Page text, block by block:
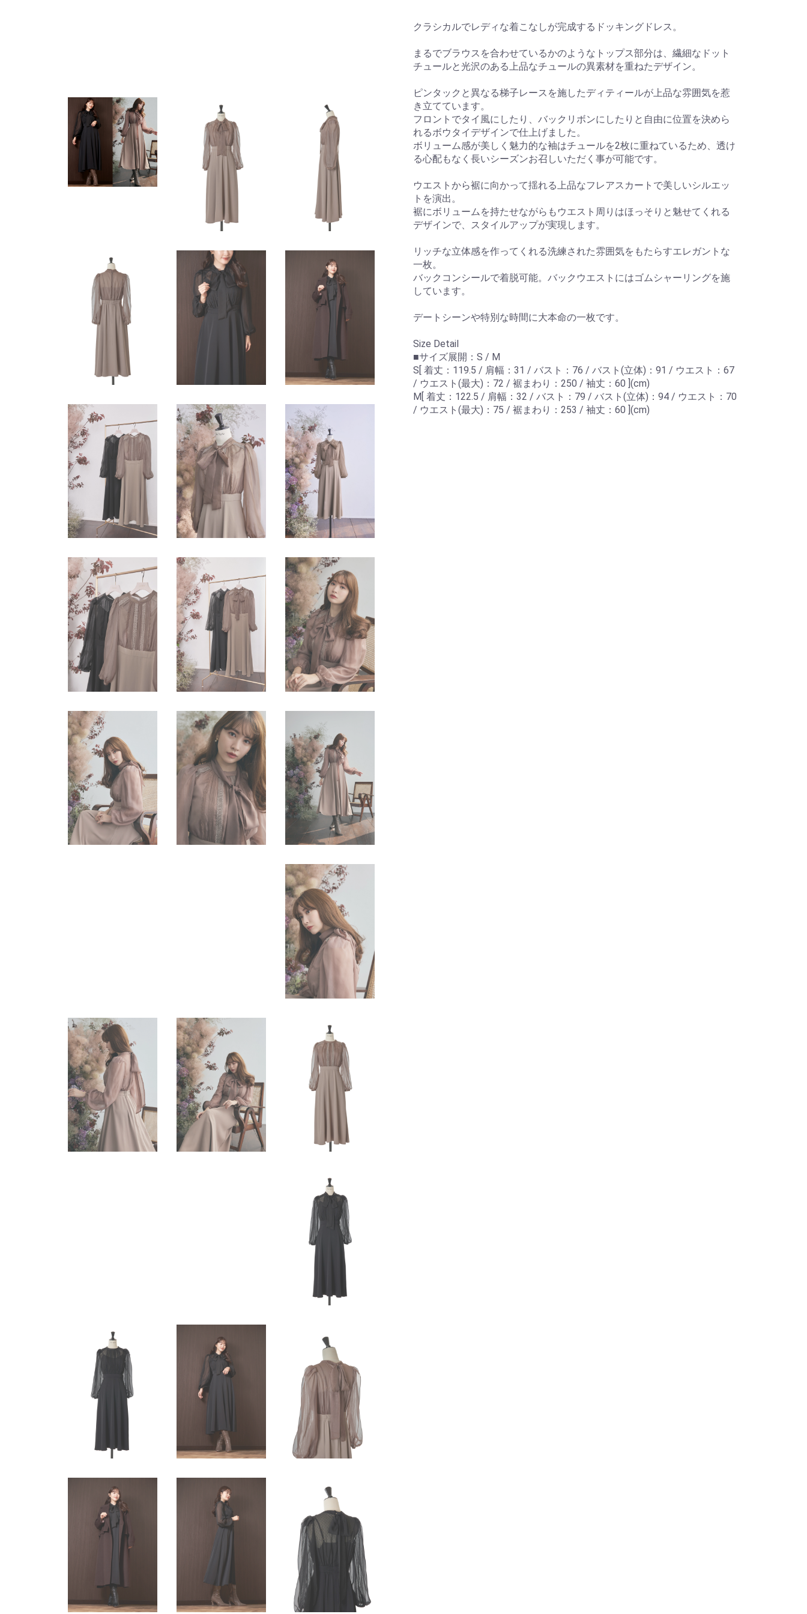
クラシカルでレディな着こなしが完成するドッキングドレス。
まるでブラウスを合わせているかのようなトップス部分は、繊細なドット
チュールと光沢のある上品なチュールの異素材を重ねたデザイン。
ピンタックと異なる梯子レースを施したディティールが上品な雰囲気を惹
き立てています。
フロントでタイ風にしたり、バックリボンにしたりと自由に位置を決めら
れるボウタイデザインで仕上げました。
ボリューム感が美しく魅力的な袖はチュールを2枚に重ねているため、透け
る心配もなく長いシーズンお召しいただく事が可能です。
ウエストから裾に向かって揺れる上品なフレアスカートで美しいシルエッ
トを演出。
裾にボリュームを持たせながらもウエスト周りはほっそりと魅せてくれる
デザインで、スタイルアップが実現します。
リッチな立体感を作ってくれる洗練された雰囲気をもたらすエレガントな
一枚。
バックコンシールで着脱可能。バックウエストにはゴムシャーリングを施
しています。
デートシーンや特別な時間に大本命の一枚です。
Size Detail
■サイズ展開：S / M
S[ 着丈：119.5 / 肩幅：31 / バスト：76 / バスト(立体)：91 / ウエスト：67
/ ウエスト(最大)：72 / 裾まわり：250 / 袖丈：60 ](cm)
M[ 着丈：122.5 / 肩幅：32 / バスト：79 / バスト(立体)：94 / ウエスト：70
/ ウエスト(最大)：75 / 裾まわり：253 / 袖丈：60 ](cm)